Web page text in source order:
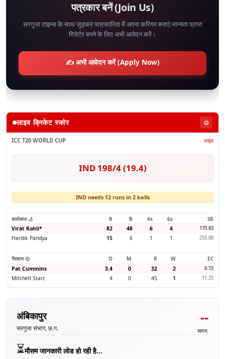
पत्रकार बनें (Join Us)
सरगुजा टाइम्स के साथ जुड़कर पत्रकारिता में अपना करियर बनाएं! मान्यता प्राप्त
रिपोर्टर बनने के लिए अभी आवेदन करें।
✍️ अभी आवेदन करें (Apply Now)
लाइव क्रिकेट स्कोर ⚙️
ICC T20 WORLD CUP लाइव
IND 198/4 (19.4)
IND needs 12 runs in 2 balls
बल्लेबाज 🏏 R B 4s 6s
SR
Virat Kohli* 82 48 6 4 170.83
Hardik Pandya 15 6 1 1 250.00
गेंदबाज 🥎 O M R W
EC
Pat Cummins
3.4 0 32 2 8.72
Mitchell Starc 4 0 45 1 11.25
अंबिकापुर
सरगुजा संभाग, छ.ग.
--
समय:
⏳मौसम जानकारी लोड हो रही है...